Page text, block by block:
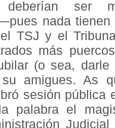
deberían ser
nada
TSJ y el
más
(o sea,
amigues. As
sesión
palabra el